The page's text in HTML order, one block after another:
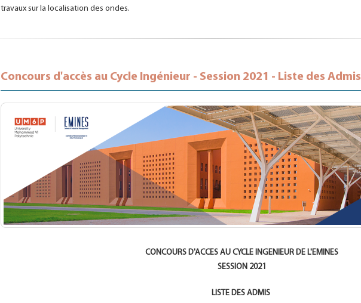
travaux sur la localisation des ondes.
Concours d'accès au Cycle Ingénieur - Session 2021 - Liste des Admis
CONCOURS D'ACCES AU CYCLE INGENIEUR DE L'EMINES
SESSION 2021
LISTE DES ADMIS